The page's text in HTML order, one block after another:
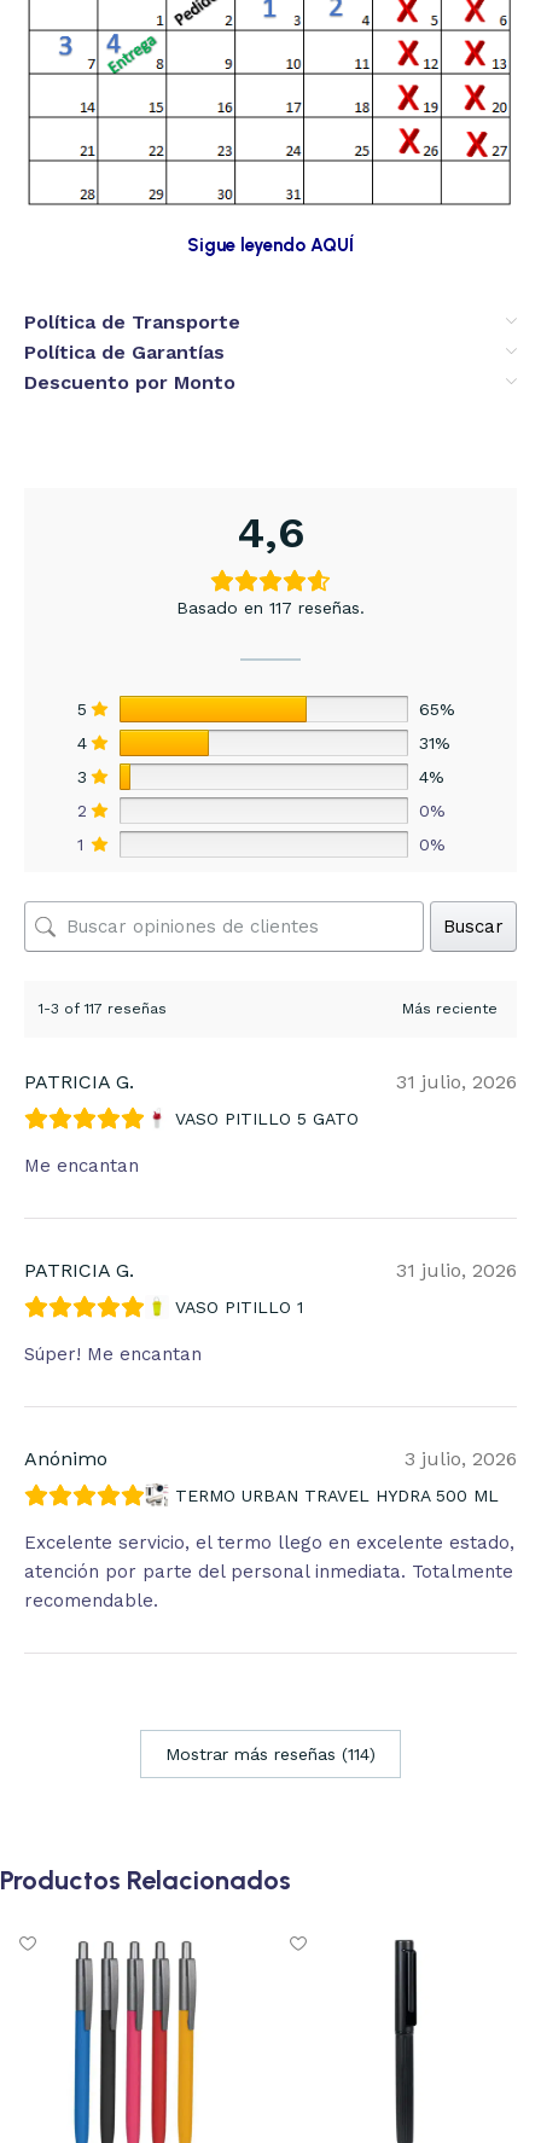
Sigue leyendo AQUÍ
Política de Transporte
Política de Garantías
Descuento por Monto
4,6
Basado en 117 reseñas.
5
65%
4
31%
3
4%
2
0%
1
0%
Buscar
1-3 of 117 reseñas
PATRICIA G. 31 julio, 2026
VASO PITILLO 5 GATO
Me encantan
PATRICIA G. 31 julio, 2026
VASO PITILLO 1
Súper! Me encantan
Anónimo 3 julio, 2026
TERMO URBAN TRAVEL HYDRA 500 ML
Excelente servicio, el termo llego en excelente estado,
atención por parte del personal inmediata. Totalmente
recomendable.
Mostrar más reseñas (114)
Productos Relacionados